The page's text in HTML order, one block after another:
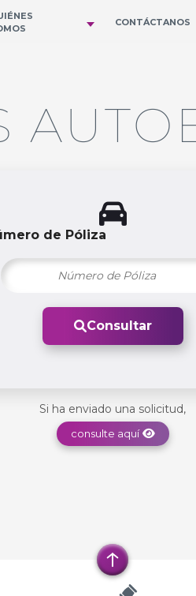
CONTÁCTANOS
de Póliza
Consultar
Si ha enviado una solicitud,
consulte aquí